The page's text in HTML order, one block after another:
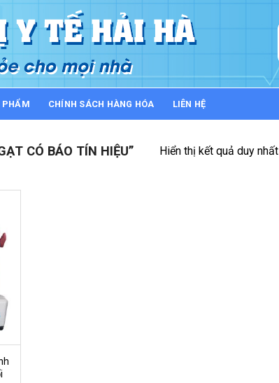
PHẨM CHÍNH SÁCH HÀNG HÓA LIÊN HỆ
CÓ BÁO TÍN HIỆU” Hiển thị kết quả duy nhất